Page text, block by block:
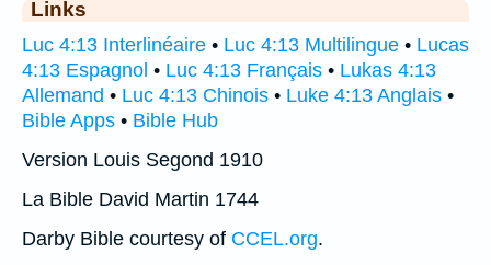
Links
Luc 4:13 Interlinéaire • Luc 4:13 Multilingue • Lucas
4:13 Espagnol • Luc 4:13 Français • Lukas 4:13
Allemand • Luc 4:13 Chinois • Luke 4:13 Anglais •
Bible Apps • Bible Hub
Version Louis Segond 1910
La Bible David Martin 1744
Darby Bible courtesy of CCEL.org.